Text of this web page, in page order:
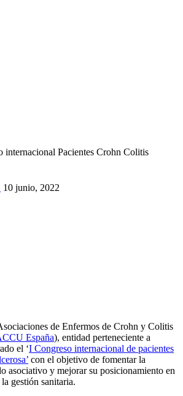
10 junio, 2022
de Enfermos de Crohn y Colitis
España), entidad perteneciente a
el ‘I Congreso internacional de pacientes
con el objetivo de fomentar la
asociativo y mejorar su posicionamiento en
gestión sanitaria.